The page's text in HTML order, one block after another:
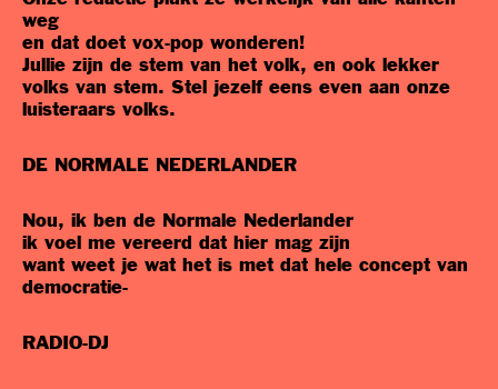
weg
en dat doet vox-pop wonderen!
Jullie zijn de stem van het volk, en ook lekker
volks van stem. Stel jezelf eens even aan onze
luisteraars volks.
DE NORMALE NEDERLANDER
Nou, ik ben de Normale Nederlander
ik voel me vereerd dat hier mag zijn
want weet je wat het is met dat hele concept van
democratie-
RADIO-DJ